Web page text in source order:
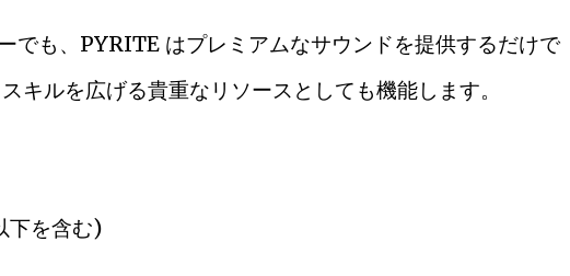
でも、PYRITE はプレミアムなサウンドを提供するだけで
キルを広げる貴重なリソースとしても機能します。
下を含む)